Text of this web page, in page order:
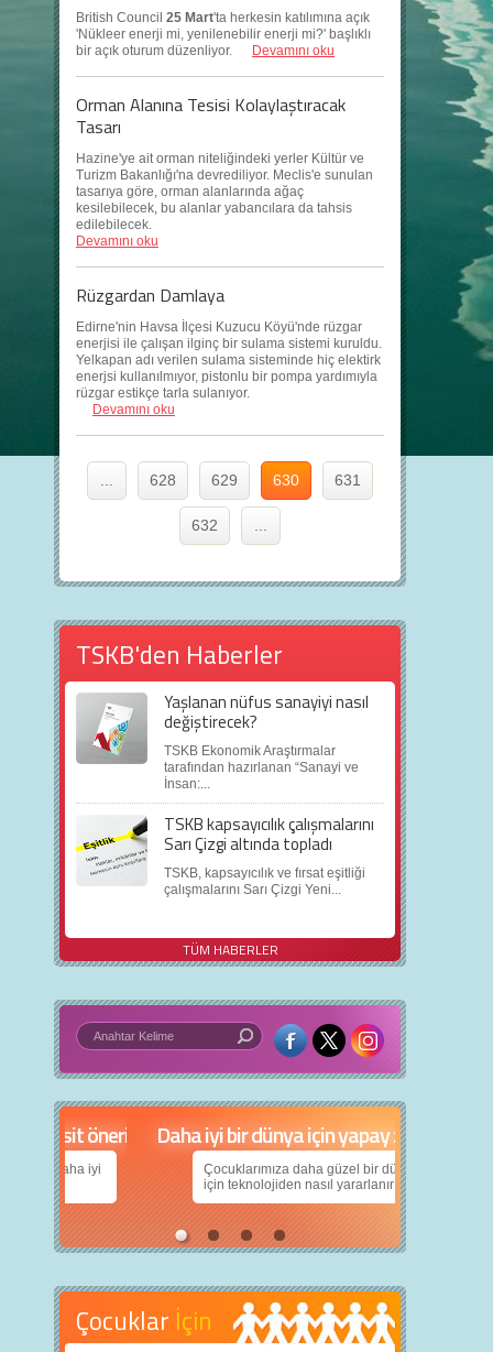
British Council 25 Mart'ta herkesin katılımına açık
'Nükleer enerji mi, yenilenebilir enerji mi?' başlıklı
bir açık oturum düzenliyor.
Devamını oku
Orman Alanına Tesisi Kolaylaştıracak
Tasarı
Hazine'ye ait orman niteliğindeki yerler Kültür ve
Turizm Bakanlığı'na devrediliyor. Meclis'e sunulan
tasarıya göre, orman alanlarında ağaç
kesilebilecek, bu alanlar yabancılara da tahsis
edilebilecek.
Devamını oku
Rüzgardan Damlaya
Edirne'nin Havsa İlçesi Kuzucu Köyü'nde rüzgar
enerjisi ile çalışan ilginç bir sulama sistemi kuruldu.
Yelkapan adı verilen sulama sisteminde hiç elektirk
enerjsi kullanılmıyor, pistonlu bir pompa yardımıyla
rüzgar estikçe tarla sulanıyor.
Devamını oku
628 629 630 631
632
TSKB'den Haberler
Yaşlanan nüfus sanayiyi nasıl
değiştirecek?
TSKB Ekonomik Araştırmalar
tarafından hazırlanan “Sanayi ve
İnsan:...
TSKB kapsayıcılık çalışmalarını
Sarı Çizgi altında topladı
TSKB, kapsayıcılık ve fırsat eşitliği
çalışmalarını Sarı Çizgi Yeni...
TÜM HABERLER
5 basit öneri
daha iyi
Daha iyi bir dünya için yapay zekâ
Çocuklarımıza daha güzel bir dünya bırakabilmek
için teknolojiden nasıl yararlanırız?
Çocuklar İçin